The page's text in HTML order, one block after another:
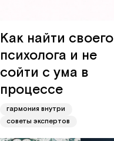
Как найти своего
психолога и не
сойти с ума в
процессе
гармония внутри
советы экспертов